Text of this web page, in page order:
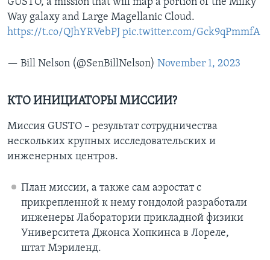
Way galaxy and Large Magellanic Cloud.
https://t.co/QJhYRVebPJ pic.twitter.com/Gck9qPmmfA
— Bill Nelson (@SenBillNelson) November 1, 2023
КТО ИНИЦИАТОРЫ МИССИИ?
Миссия GUSTO – результат сотрудничества
нескольких крупных исследовательских и
инженерных центров.
План миссии, а также сам аэростат с
прикрепленной к нему гондолой разработали
инженеры Лаборатории прикладной физики
Университета Джонса Хопкинса в Лореле,
штат Мэриленд.